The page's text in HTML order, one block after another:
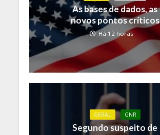
As bases de dados, as
novos pontos críticos
Há 12 horas
GERAL GNR
Segundo suspeito de